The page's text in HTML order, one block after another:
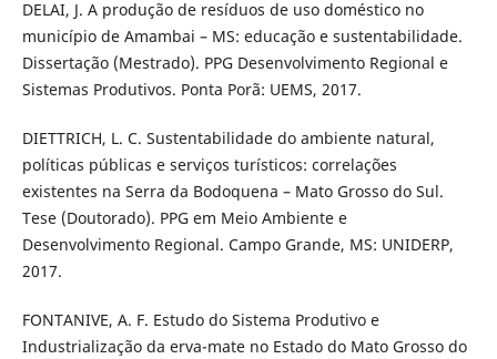
DELAI, J. A produção de resíduos de uso doméstico no
município de Amambai – MS: educação e sustentabilidade.
Dissertação (Mestrado). PPG Desenvolvimento Regional e
Sistemas Produtivos. Ponta Porã: UEMS, 2017.
DIETTRICH, L. C. Sustentabilidade do ambiente natural,
políticas públicas e serviços turísticos: correlações
existentes na Serra da Bodoquena – Mato Grosso do Sul.
Tese (Doutorado). PPG em Meio Ambiente e
Desenvolvimento Regional. Campo Grande, MS: UNIDERP,
2017.
FONTANIVE, A. F. Estudo do Sistema Produtivo e
Industrialização da erva-mate no Estado do Mato Grosso do